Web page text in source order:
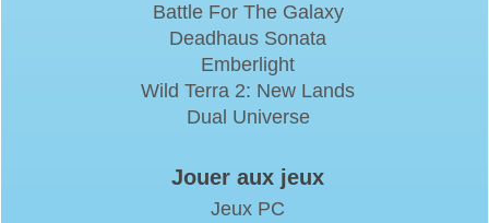
Battle For The Galaxy
Deadhaus Sonata
Emberlight
Wild Terra 2: New Lands
Dual Universe
Jouer aux jeux
Jeux PC